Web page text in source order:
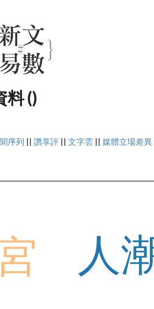
料 ()
序列 || 讚享評 || 文字雲 || 媒體立場差異
人